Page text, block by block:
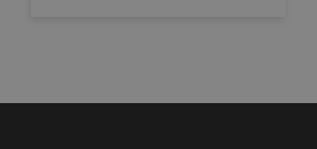
fortement exposés à la chaleur.